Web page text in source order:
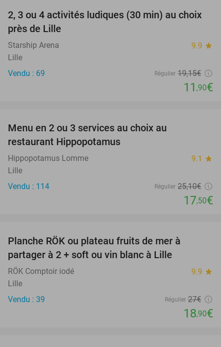
38%
2, 3 ou 4 activités ludiques (30 min) au choix
près de Lille
Starship Arena 9.9 star
Lille
Vendu : 69
Régulier 19,15€
11 ,90€
Menu en 2 ou 3 services au choix au
restaurant Hippopotamus
Hippopotamus Lomme 9.1 star
Lille
Vendu : 114
Régulier 25,10€
17,50€
Planche RÖK ou plateau fruits de mer à
partager à 2 + soft ou vin blanc à Lille
RÖK Comptoir iodé 9.9 star
Lille
Vendu : 39
Régulier 27€
18,90€